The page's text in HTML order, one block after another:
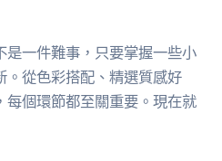
是一件難事，只要掌握一些小
。從色彩搭配、精選質感好
每個環節都至關重要。現在就